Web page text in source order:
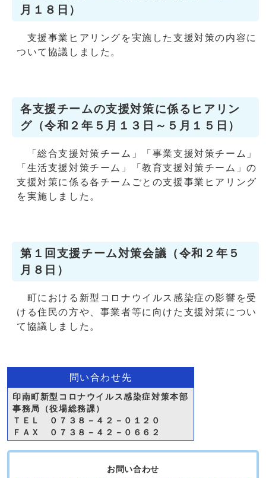
月１８日）
支援事業ヒアリングを実施した支援対策の内容に
ついて協議しました。
各支援チームの支援対策に係るヒアリン
グ（令和２年５月１３日～５月１５日）
「総合支援対策チーム」「事業支援対策チーム」
「生活支援対策チーム」「教育支援対策チーム」の
支援対策に係る各チームごとの支援事業ヒアリング
を実施しました。
第１回支援チーム対策会議（令和２年５
月８日）
町における新型コロナウイルス感染症の影響を受
ける住民の方や、事業者等に向けた支援対策につい
て協議しました。
問い合わせ先
印南町新型コロナウイルス感染症対策本部
事務局（役場総務課）
ＴＥＬ ０７３８－４２－０１２０
ＦＡＸ ０７３８－４２－０６６２
お問い合わせ